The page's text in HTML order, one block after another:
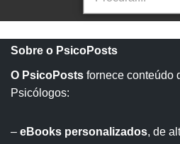
Sobre o PsicoPosts
O PsicoPosts fornece conteúdo
Psicólogos:
– eBooks personalizados, de